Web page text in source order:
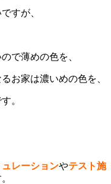
すが、
で薄めの色を、
お家は濃いめの色を、
。
レーションやテスト施